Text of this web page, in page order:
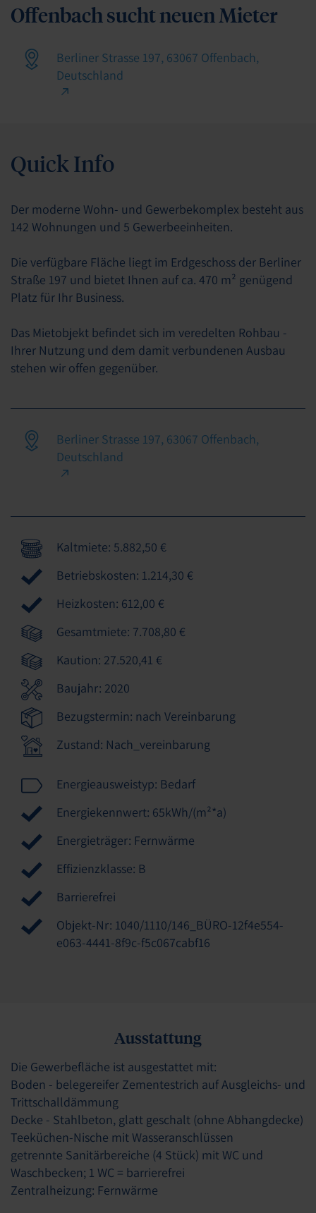
Offenbach sucht neuen Mieter
Berliner Strasse 197, 63067 Offenbach,
Deutschland
Quick Info
Der moderne Wohn- und Gewerbekomplex besteht aus
142 Wohnungen und 5 Gewerbeeinheiten.
Die verfügbare Fläche liegt im Erdgeschoss der Berliner
Straße 197 und bietet Ihnen auf ca. 470 m² genügend
Platz für Ihr Business.
Das Mietobjekt befindet sich im veredelten Rohbau -
Ihrer Nutzung und dem damit verbundenen Ausbau
stehen wir offen gegenüber.
Berliner Strasse 197, 63067 Offenbach,
Deutschland
Kaltmiete: 5.882,50 €
Betriebskosten: 1.214,30 €
Heizkosten: 612,00 €
Gesamtmiete: 7.708,80 €
Kaution: 27.520,41 €
Baujahr: 2020
Bezugstermin: nach Vereinbarung
Zustand: Nach_vereinbarung
Energieausweistyp: Bedarf
Energiekennwert: 65kWh/(m²*a)
Energieträger: Fernwärme
Effizienzklasse: B
Barrierefrei
Objekt-Nr: 1040/1110/146_BÜRO-12f4e554-
e063-4441-8f9c-f5c067cabf16
Ausstattung
Die Gewerbefläche ist ausgestattet mit:
Boden - belegereifer Zementestrich auf Ausgleichs- und
Trittschalldämmung
Decke - Stahlbeton, glatt geschalt (ohne Abhangdecke)
Teeküchen-Nische mit Wasseranschlüssen
getrennte Sanitärbereiche (4 Stück) mit WC und
Waschbecken; 1 WC = barrierefrei
Zentralheizung: Fernwärme